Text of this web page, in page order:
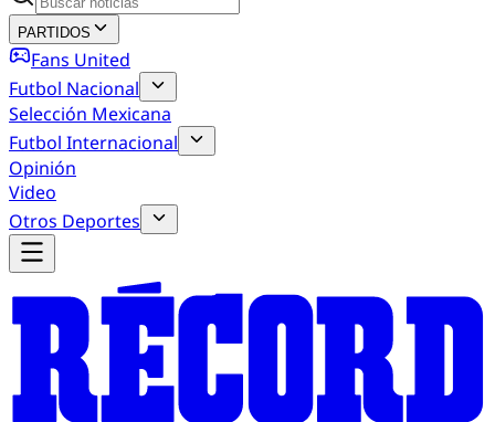
PARTIDOS
Fans United
Futbol Nacional
Selección Mexicana
Futbol Internacional
Opinión
Video
Otros Deportes